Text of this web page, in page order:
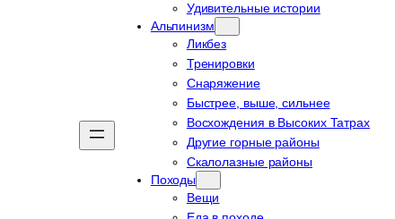
Удивительные истории
Альпинизм
Ликбез
Тренировки
Снаряжение
Быстрее, выше, сильнее
Восхождения в Высоких Татрах
Другие горные районы
Скалолазные районы
Походы
Вещи